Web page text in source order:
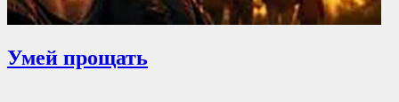
Умей прощать